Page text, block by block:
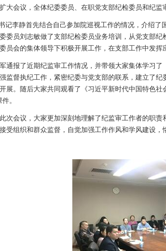
大会议，全体纪委委员、在职党支部纪检委员和纪监
记李静首先结合自己参加院巡视工作的情况，介绍了
委员刘志敏做了支部纪检委员业务培训，从党支部
员会的集体领导下积极开展工作，在支部工作中发挥
报了近期纪监审工作情况，并带领大家集体学习了
监督执纪工作，紧密纪委与党支部的联系，建立了
展。随后大家共同观看了《习近平新时代中国特色社
。
会议，大家更加深刻地理解了纪监审工作者的职责
受组织和群众监督，自觉加强工作作风和学风建设